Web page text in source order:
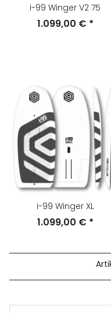
i-99 Winger V2 75
1.099,00 € *
i-99 Winger XL
1.099,00 € *